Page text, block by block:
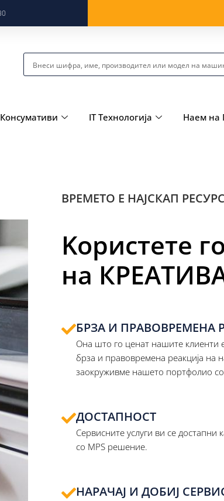
Консумативи IT Технологија Наем на
ВРЕМЕТО Е НАЈСКАП РЕСУРС
Kористете
на
БРЗА И ПРАВОВРЕМЕНА
Она што го ценат нашите клиенти
брза и правовремена реакција на
заокруживме нашето портфолио со
ДОСТАПНОСТ
Сервисните услуги ви се достапни
со MPS решение.
НАРАЧАЈ И ДОБИЈ